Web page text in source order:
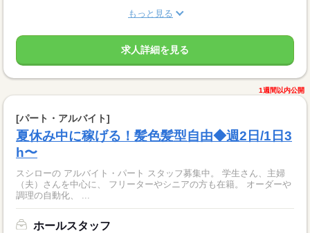
もっと見る
求人詳細を見る
1週間以内公開
[パート・アルバイト]
夏休み中に稼げる！髪色髪型自由◆週2日/1日3
h〜
スシローの アルバイト・パート スタッフ募集中。 学生さん、主婦
（夫）さんを中心に、 フリーターやシニアの方も在籍。 オーダーや
調理の自動化、 ...
ホールスタッフ